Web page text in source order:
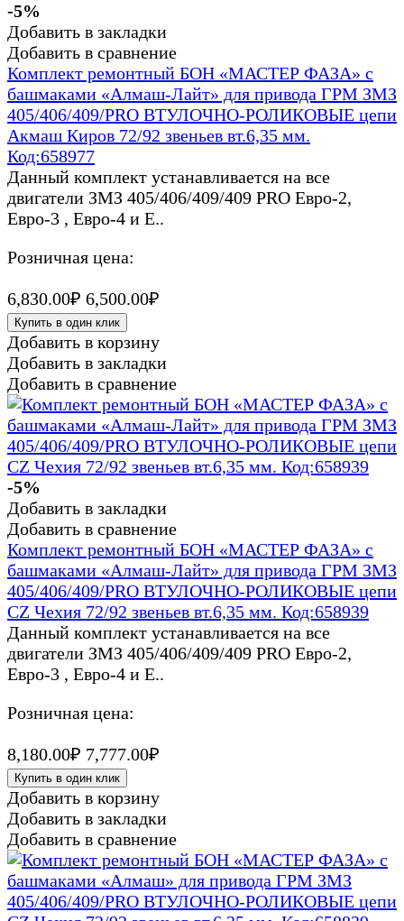
-5%
Добавить в закладки
Добавить в сравнение
Комплект ремонтный БОН «МАСТЕР ФАЗА» с
башмаками «Алмаш-Лайт» для привода ГРМ ЗМЗ
405/406/409/PRO ВТУЛОЧНО-РОЛИКОВЫЕ цепи
Акмаш Киров 72/92 звеньев вт.6,35 мм.
Код:658977
Данный комплект устанавливается на все
двигатели ЗМЗ 405/406/409/409 PRO Евро-2,
Евро-3 , Евро-4 и Е..
Розничная цена:
6,830.00₽ 6,500.00₽
Купить в один клик
Добавить в корзину
Добавить в закладки
Добавить в сравнение
-5%
Добавить в закладки
Добавить в сравнение
Комплект ремонтный БОН «МАСТЕР ФАЗА» с
башмаками «Алмаш-Лайт» для привода ГРМ ЗМЗ
405/406/409/PRO ВТУЛОЧНО-РОЛИКОВЫЕ цепи
CZ Чехия 72/92 звеньев вт.6,35 мм. Код:658939
Данный комплект устанавливается на все
двигатели ЗМЗ 405/406/409/409 PRO Евро-2,
Евро-3 , Евро-4 и Е..
Розничная цена:
8,180.00₽ 7,777.00₽
Купить в один клик
Добавить в корзину
Добавить в закладки
Добавить в сравнение